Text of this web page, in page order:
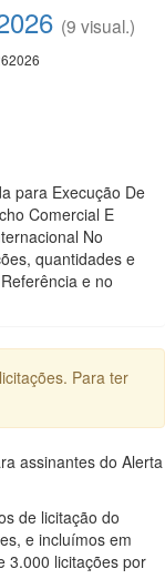
(9 visual.)
para Execução De
Comercial E
No
quantidades e
e no
Para ter
assinantes do Alerta
de licitação do
e incluímos em
3.000 licitações por